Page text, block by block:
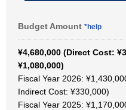
Budget Amount *help
¥4,680,000 (Direct Cost:
¥1,080,000)
Fiscal Year 2026:
Indirect Cost: ¥330,000)
Fiscal Year 2025: